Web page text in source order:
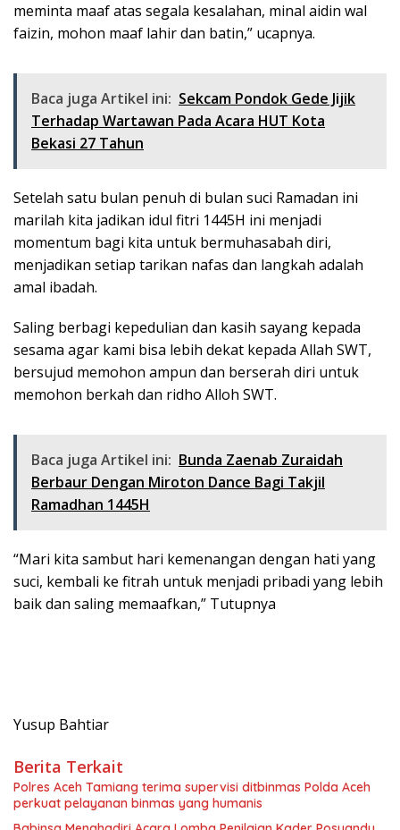
meminta maaf atas segala kesalahan, minal aidin wal
faizin, mohon maaf lahir dan batin,” ucapnya.
Baca juga Artikel ini: Sekcam Pondok Gede Jijik
Terhadap Wartawan Pada Acara HUT Kota
Bekasi 27 Tahun
Setelah satu bulan penuh di bulan suci Ramadan ini
marilah kita jadikan idul fitri 1445H ini menjadi
momentum bagi kita untuk bermuhasabah diri,
menjadikan setiap tarikan nafas dan langkah adalah
amal ibadah.
Saling berbagi kepedulian dan kasih sayang kepada
sesama agar kami bisa lebih dekat kepada Allah SWT,
bersujud memohon ampun dan berserah diri untuk
memohon berkah dan ridho Alloh SWT.
Baca juga Artikel ini: Bunda Zaenab Zuraidah
Berbaur Dengan Miroton Dance Bagi Takjil
Ramadhan 1445H
“Mari kita sambut hari kemenangan dengan hati yang
suci, kembali ke fitrah untuk menjadi pribadi yang lebih
baik dan saling memaafkan,” Tutupnya
Yusup Bahtiar
Berita Terkait
Polres Aceh Tamiang terima supervisi ditbinmas Polda Aceh
perkuat pelayanan binmas yang humanis